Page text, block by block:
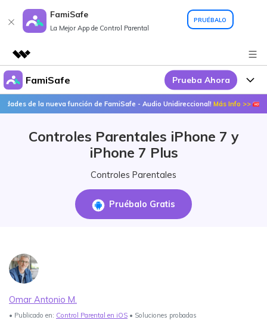
FamiSafe
La Mejor App de Control Parental
PRUÉBALO
Productos destacados
Creatividad digital con AIGC
Resumen
Quiénes somos
FamiSafe Prueba Ahora
Por Qué FamiSafe
FamiSafe - Tu Aliado en
Productos
FamiSafe Edu
Guías Prácticas
Ver Más >
Guía del Usuario
search
la nueva función de FamiSafe - Audio Unidireccional!Más Info >>
Controles Parentales iPhone 7 y
iPhone 7 Plus
Controles Parentales
Pruébalo Gratis
Omar Antonio M.
• Publicado en: Control Parental en iOS • Soluciones probadas